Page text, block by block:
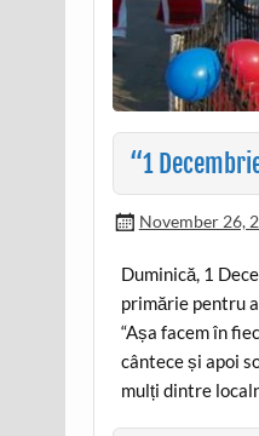
“1
November 26,
Duminică, 1
primărie pentru
“Așa facem în
cântece și apoi
mulți dintre